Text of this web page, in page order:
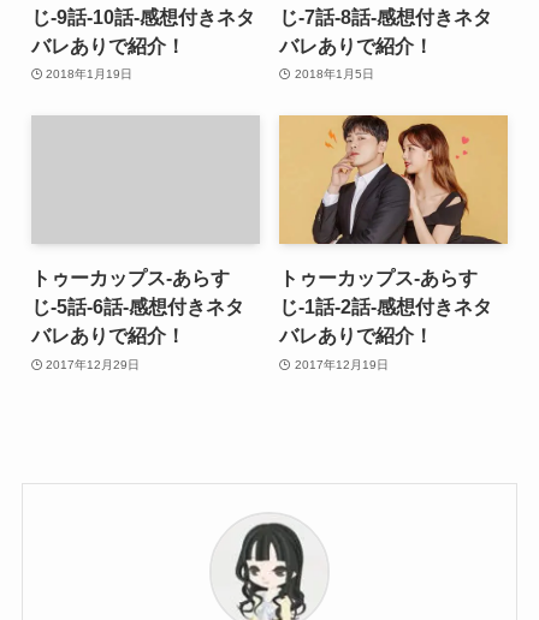
じ-9話-10話-感想付きネタ
バレありで紹介！
2018年1月19日
じ-7話-8話-感想付きネタ
バレありで紹介！
2018年1月5日
トゥーカップス-あらす
じ-5話-6話-感想付きネタ
バレありで紹介！
2017年12月29日
トゥーカップス-あらす
じ-1話-2話-感想付きネタ
バレありで紹介！
2017年12月19日